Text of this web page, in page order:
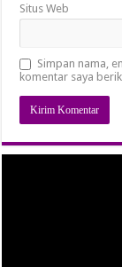
Situs Web
Simpan nama,
komentar saya